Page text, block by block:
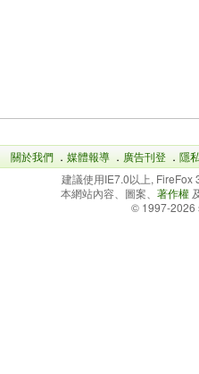
關於我們 ． 媒體報導 ． 廣告刊登 ． 隱
建議使用IE7.0以上,
本網站內容、圖案、 著作權
© 1997-2026